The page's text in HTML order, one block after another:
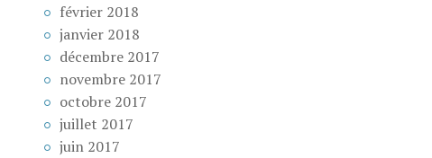
février 2018
janvier 2018
décembre 2017
novembre 2017
octobre 2017
juillet 2017
juin 2017